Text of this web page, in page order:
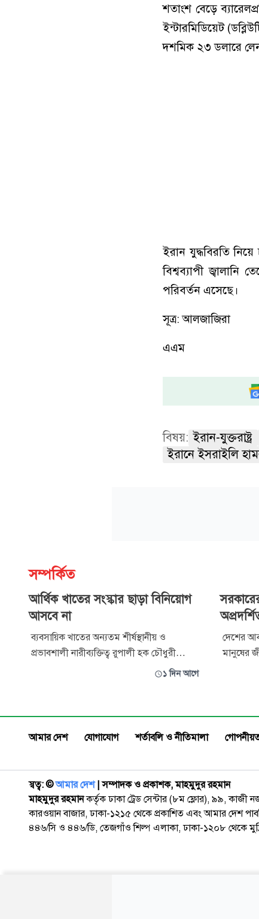
শতাংশ বেড়ে
ইন্টারমিডিয়েট
দশমিক ২৩ ডলারে
ইরান যুদ্ধবিরতি
বিশ্বব্যাপী
পরিবর্তন এসেছে।
সূত্র: আলজাজিরা
এএম
বিষয়: ইরান-যুক্তরাষ্ট্র
ইরানে ইসরাইলি
সম্পর্কিত
আর্থিক খাতের সংস্কার ছাড়া বিনিয়োগ
আসবে না
ব্যবসায়িক খাতের অন্যতম শীর্ষস্থানীয় ও
প্রভাবশালী নারীব্যক্তিত্ব রুপালী হক চৌধুরী
চতুর্থবারের মতো ফরেন ইনভেস্টরস চেম্বার অব
নারী ব্যবস্থাপনা পরিচালক। সম্প্রতি বাংলাদেশে
বিদেশি বিনিয়োগ, সরকারের ন
১ দিন আগে
দেশের
মানুষের
আমার দেশ যোগাযোগ শর্তাবলি ও নীতিমালা
স্বত্ব: ©️আমার দেশ| সম্পাদক ও প্রকাশক, মাহমুদুর রহমান
মাহমুদুর রহমানকর্তৃক ঢাকা ট্রেড সেন্টার (৮ম ফ্লোর), ৯৯, কাজী
কারওয়ান বাজার, ঢাকা-১২১৫ থেকে প্রকাশিত এবং আমার দেশ
৪৪৬/সি ও ৪৪৬/ডি, তেজগাঁও শিল্প এলাকা, ঢাকা-১২০৮ থেকে